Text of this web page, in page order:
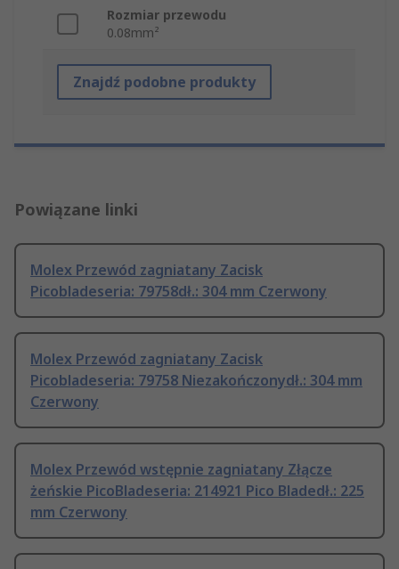
Rozmiar przewodu
0.08mm²
Znajdź podobne produkty
Powiązane linki
Molex Przewód zagniatany Zacisk
Picobladeseria: 79758dł.: 304 mm Czerwony
Molex Przewód zagniatany Zacisk
Picobladeseria: 79758 Niezakończonydł.: 304 mm
Czerwony
Molex Przewód wstępnie zagniatany Złącze
żeńskie PicoBladeseria: 214921 Pico Bladedł.: 225
mm Czerwony